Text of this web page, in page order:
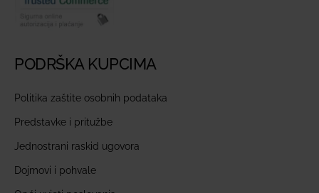
PODRŠKA KUPCIMA
Politika zaštite osobnih podataka
Predstavke i pritužbe
Jednostrani raskid ugovora
Dojmovi i pohvale